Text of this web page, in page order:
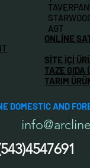
TAVERPAN
AGT
ONLİNE
SİTE İÇİ
TAZE GIDA
TARIM
DOMESTIC AND